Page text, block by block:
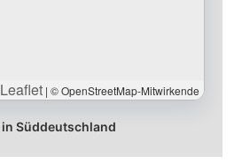
| © OpenStreetMap-Mitwirkende
Süddeutschland